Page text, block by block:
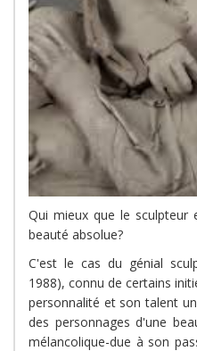
Qui mieux que le
beauté absolue?
C'est le cas du génial
1988), connu de certains
personnalité et son talent
des personnages d'une
mélancolique-due à son